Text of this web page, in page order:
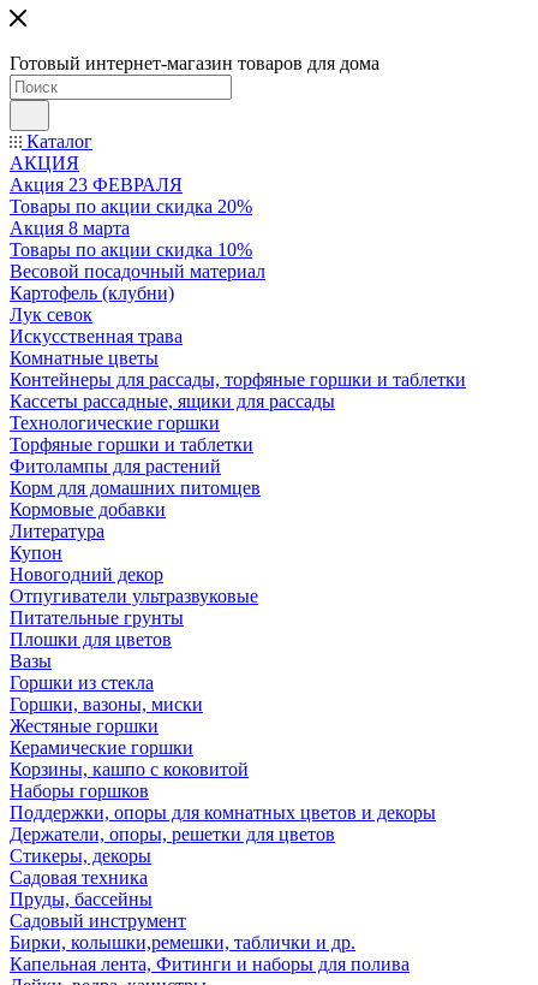
Готовый интернет-магазин товаров для дома
Каталог
АКЦИЯ
Акция 23 ФЕВРАЛЯ
Товары по акции скидка 20%
Акция 8 марта
Товары по акции скидка 10%
Весовой посадочный материал
Картофель (клубни)
Лук севок
Искусственная трава
Комнатные цветы
Контейнеры для рассады, торфяные горшки и таблетки
Кассеты рассадные, ящики для рассады
Технологические горшки
Торфяные горшки и таблетки
Фитолампы для растений
Корм для домашних питомцев
Кормовые добавки
Литература
Купон
Новогодний декор
Отпугиватели ультразвуковые
Питательные грунты
Плошки для цветов
Вазы
Горшки из стекла
Горшки, вазоны, миски
Жестяные горшки
Керамические горшки
Корзины, кашпо с коковитой
Наборы горшков
Поддержки, опоры для комнатных цветов и декоры
Держатели, опоры, решетки для цветов
Стикеры, декоры
Садовая техника
Пруды, бассейны
Садовый инструмент
Бирки, колышки,ремешки, таблички и др.
Капельная лента, Фитинги и наборы для полива